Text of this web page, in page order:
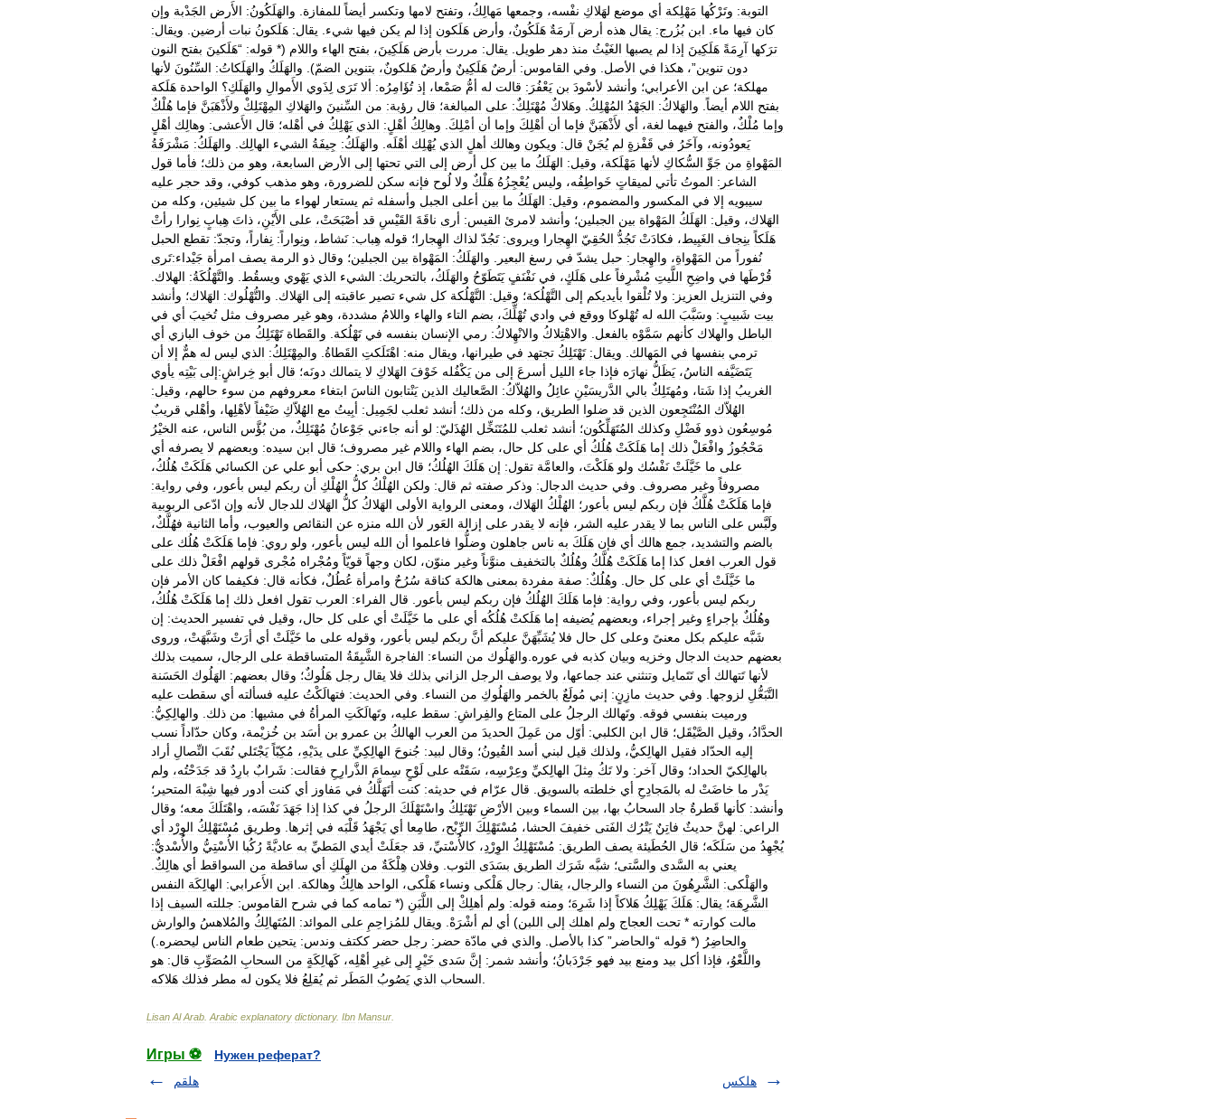
التوبة: وتَرْكُها مَهْلِكة أي موضع لهَلاكِ نفْسه، وجمعها مَهالِكُ، وتفتح لامها وتكسر أيضاً للمفازة والهَلَكُونُ: الأَرض الجَدْبة وإن
كان فيها ماء ابن بُزُرج: يقال هذه أرض آرمَةٌ هَلَكُونٌ، وأرض هَلَكون إذا لم يكن فيها شيء يقال: هَلَكونُ نبات أرضين
ويقال:
ترَكها آرِمَةً هَلَكِينَ إذا لم يصبها الغَيْثُ منذ دهر طويل يقال: مررت بأرض هَلَكِينَ، بفتح الهاء واللام (* قوله: “هَلَكينَ بفتح النون
دون تنوين”، هكذا في الأصل وفي القاموس: أرضٌ هَلَكِينٌ وأرضٌ هَلكونٌ، بتنوين الضمّ). والهَلَكُ والهَلَكاتُ: السِّنُونَ لأنها
مهلكة؛ عن ابن الأعرابي؛ وأنشد لأسْودَ بن يَعْفُرَ: قالت له أمُّ صَمْعا، إذ تُؤَامِرُه: ألا تَرَى لِذَوي الأَموالِ والهَلَكِ؟ الواحدة هَلَكة
بفتح اللام أيضاً والهَلاكُ: الجَهْدُ المُهْلِكُ وهَلاكٌ مُهْتَلِكٌ: على المبالغة؛ قال رؤبة: من السِّنينَ والهَلاكِ المِهْتَلِكْ ولأَذْهَبَنَّ فإما هُلْكٌ
وإما مُلْكٌ، والفتح فيهما لغة، أي لأَذْهَبَنَّ فإما أن أهْلِكَ وإما أن أمْلِكَ وهالِكُ أهْلٍ: الذي يَهْلِكُ في أهْله؛ قال الأَعشى: وهالِك أهْلٍ
يَعودُونه، وآخَرُ في قَفْزةٍ لم يُجَنْ قال: ويكون وهالك أهلٍ الذي يُهْلِك أهْلَه والهَلَكُ: جِيفَةُ الشيء الهالِك والهَلَكُ: مَشْرَفَةُ
المَهْواةِ من جَوِّ السُّكاكِ لأنها مَهْلَكة، وقيل: الهَلَكُ ما بين كل أرض إلى التي تحتها إلى الأرض السابعة، وهو من ذلك؛ فأما قول
الشاعر: الموتُ تأتي لميقاتٍ خَواطِفُه، وليس يُعْجِزُهُ هَلْكٌ ولا لُوح فإنه سكن للضرورة، وهو مذهب كوفي، وقد حجر عليه
سيبويه إلا في المكسور والمضموم، وقيل: الهَلَكُ ما بين أعلى الجبل وأسفله ثم يستعار لهواء ما بين كل شيئين، وكله من
الهَلاك، وقيل: الهَلَكُ المَهْواة بين الجبلين؛ وأنشد لامرئ القيس: أرى ناقَةَ القَيْسِ قد أصْبَحَتْ، على الأَيْنِ، ذاتَ هِبابٍ نِوارا رأتْ
هَلَكاً بنِجاف الغَبِيط، فكادَتْ تَجُدُّ الحُقِيّ الهِجارا ويروى: تَجُدّ لذاك الهِجارا؛ قوله هِباب: نَشاط، ونِواراً: نِفاراً، وتجدّ: تقطع الحبل
نُفوراً من المَهْواةِ، والهِجار: حبل يشدّ في رسغ البعير والهَلَكُ: المَهْواة بين الجبلين؛ وقال ذو الرمة يصف امرأة جَيْداء:تَرى
قُرْطَها في واضِحِ اللَّيتِ مُشْرِفاً على هَلَكٍ، في نَفْنَفٍ يَتَطَوّحُ والهَلَكُ، بالتحريك: الشيء الذي يَهْوي ويسقُط والتَّهْلُكَةُ: الهلاك
وفي التنزيل العزيز: ولا تُلْقوا بأيديكم إلى التَّهْلُكة؛ وقيل: التَّهْلُكة كل شيء تصير عاقبته إلى الهَلاك والتُّهْلُوك: الهَلاك؛ وأنشد
بيت شَبيبٍ: وسَبَّبَ الله له تُهْلوكا ووقع في وادي تُهْلِّكَ، بضم التاء والهاء واللامُ مشددة، وهو غير مصروف مثل تُخيبَ أي في
الباطل والهلاك كأنهم سَمَّوْه بالفعل والاهْتِلاكُ والانْهِلاكُ: رمي الإنسان بنفسه في تَهْلُكة والقَطاة تَهْتَلِكُ من خوف البازي أي
ترمي بنفسها في المَهالك ويقال: تَهْتَلِكُ تجتهد في طيرانها، ويقال منه: اهْتَلَكتِ القَطاةُ والمِهْتَلِكُ: الذي ليس له همٌّ إلا أن
يَتَضَيَّفه الناسُ، يَظَلُّ نهارَه فإذا جاء الليل أسرعَ إلى من يَكْفُله خَوْفَ الهَلاكِ لا يتمالك دونَه؛ قال أبو خِراشٍ:إلى بَيْتِه يأوي
الغريبُ إذا شَتا، ومُهتَلِكٌ بالي الدَّريسَيْنِ عائِلُ والهُلاّكُ: الصَّعاليك الذين يَنْتابون الناسَ ابتغاء معروفهم من سوء حالهم، وقيل:
الهُلاّك المُنْتَجِعون الذين قد ضلوا الطريق، وكله من ذلك؛ أنشد ثعلب لجَمِيل: أبِيتُ مع الهُلاّكِ ضَيْفاً لأهْلِها، وأهْلي قريبٌ
مُوسِعُون ذوو فَضْلِ وكذلك المُتَهَلِّكُون؛ أنشد ثعلب للمُتَنَخِّل الهُذَليّ: لو أنه جاءني جَوْعانُ مُهْتَلِكٌ، من بُؤَّس الناس، عنه الخيْرُ
مَحْجُوزُ وافْعَلْ ذلك إما هَلَكَتْ هُلُكُ أي على كل حال، بضم الهاء واللام غير مصروف؛ قال ابن سيده: وبعضهم لا يصرفه أي
على ما خَيَّلَتْ نَفْسُك ولو هَلَكْتَ، والعامَّة تقول: إن هَلَكَ الهُلُكُ؛ قال ابن بري: حكى أبو علي عن الكسائي هَلَكَتْ هُلُكُ،
مصروفاً وغير مصروف وفي حديث الدجال: وذكر صفته ثم قال: ولكن الهُلْكُ كلُّ الهُلْكِ أن ربكم ليس بأعور، وفي رواية:
فإما هَلَكَتْ هُلَّكُ فإن ربكم ليس بأعور؛ الهُلْكُ الهَلاك، ومعنى الرواية الأولى الهَلاكُ كلُّ الهَلاك للدجال لأنه وإن ادّعى الربوبية
ولَبَّس على الناس بما لا يقدر عليه الشر، فإنه لا يقدر على إزالة العَور لأن الله منزه عن النقائص والعيوب، وأما الثانية فهُلَّكٌ،
بالضم والتشديد، جمع هالك أي فإن هَلَكَ به ناس جاهلون وضلُّوا فاعلموا أن الله ليس بأعور، ولو روي: فإما هَلَكَتْ هُلُك على
قول العرب افعل كذا إما هَلَكَتْ هُلَّكُ وهُلُكٌ بالتخفيف منوَّناً وغير منوّن، لكان وجهاً قويّاً ومُجْراه مُجْرى قولهم افْعَلْ ذلك على
ما خَيَّلَتْ أي على كل حال وهُلُكٌ: صفة مفردة بمعنى هالكة كناقة سُرُحٌ وامرأة عُطُلٌ، فكأنه قال: فكيفما كان الأمر فإن
ربكم ليس بأعور، وفي رواية: فإما هَلَكَ الهُلُكُ فإن ربكم ليس بأعور قال الفراء: العرب تقول افعل ذلك إما هَلَكَتْ هُلُكُ،
وهُلُكٌ بإجراءٍ وغير إجراء، وبعضهم يُضيفه إما هَلَكتْ هُلُكُه أي على ما خَيَّلَتْ أي على كل حال، وقيل في تفسير الحديث: إن
شَبَّه عليكم بكل معنىً وعلى كل حال فلا يُشَبِّهَنَّ عليكم أنَّ ربكم ليس بأعور، وقوله على ما خَيَّلَتْ أي أرَتْ وشَبَّهَتْ، وروى
بعضهم حديث الدجال وخزيه وبيان كذبه في عوره والهَلُوك من النساء: الفاجرة الشَّبِقَةُ المتساقطة على الرجال، سميت بذلك
لأنها تَتهالك أي تَتَمايل وتنثني عند جماعها، ولا يوصف الرجل الزاني بذلك فلا يقال رجل هَلُوكٌ؛ وقال بعضهم: الهَلُوك الحَسَنة
التَّبَعُّلِ لزوجها وفي حديث مازِنٍ: إني مُولَعٌ بالخمر والهَلُوكِ من النساء وفي الحديث: فتهالَكْتُ عليه فسألته أي سقطت عليه
ورميت بنفسي فوقه وتَهالك الرجلُ على المتاع والفِراشِ: سقط عليه، وتَهالَكَتِ المرأةُ في مشيها: من ذلك
والهالِكِيُّ:
الحدَّادُ، وقيل الصَّيْقَل؛ قال ابن الكلبي: أوّل من عَمِلَ الحديدَ من العرب الهالكُ بن عمرو بن أسَد بن خُزيْمة، وكان حدّاداً نسب
إليه الحدّاد فقيل الهالِكيُّ، ولذلك قيل لبني أسد القُيونُ؛ وقال لبيد: جُنوحَ الهالِكِيِّ على يدَيْهِ، مُكِبّاً يَجْتَلي نُقَبَ النِّصالِ أراد
بالهالِكيّ الحداد؛ وقال آخر: ولا تَكُ مِثلَ الهالِكيِّ وعِرْسِه، سَقَتْه على لَوْحٍ سِمامَ الذَّرارِحِ فقالت: شَرابٌ بارِدٌ قد جَدَحْتُه، ولم
يَدْر ما خاضَتْ له بالمَجادِحِ أي خلطته بالسويق قال عرّام في حديثه: كنت أتَهَلَّكُ في مَفاوز أي كنت أدور فيها شِبْهَ المتحير؛
وأنشد: كأنها قَطرةٌ جاد السحابُ بها، بين السماء وبين الأرْضِ تَهْتَلِكُ واسْتَهْلَكَ الرجلُ في كذا إذا جَهَدَ نَفْسَه، واهْتَلَكَ معه؛ وقال
الراعي: لهنَّ حديثٌ فاتِنٌ يَتْرُك الفَتى خفيفَ الحشا، مُسْتَهْلِكَ الرِّبْح، طامِعا أي يَجْهَدُ قَلْبَه في إثرها وطريق مُسْتَهْلِكُ الوِرْد أي
يُجْهِدُ من سَلَكَه؛ قال الحُطَيئة يصف الطريق: مُسْتَهْلِكُ الوِرْدِ، كالأُسْتيِّ، قد جعَلَتْ أيدي المَطيِّ به عاديَّةً رُكُبا الأُسْتِيُّ والأُسْديُّ:
يعني به السَّدى والسَّتى؛ شبَّه شَرَك الطريق بسَدَى الثوب وفلان هِلْكَةٌ من الهِلَكِ أي ساقطة من السواقط أي هالِكٌ
والهَلْكى: الشَّرِهُونَ من النساء والرجال، يقال: رجال هَلْكى ونساء هَلْكى، الواحد هالِكٌ وهالكة ابن الأَعرابي: الهالِكَة النفس
الشَّرِهَة؛ يقال: هَلَكَ يَهْلِكُ هَلاكاً إذا شَرِهَ؛ ومنه قوله: ولم أهلِكْ إلى اللَّبَنِ (* تمامه كما في شرح القاموس: جللته السيف إذا
مالت كوارته * تحت العجاج ولم اهلك إلى اللبن) أي لم أشْرَهْ ويقال للمُزاحِمِ على الموائد: المُتَهالِكُ والمُلاهسُ والوارش
والحاضِرُ (* قوله “والحاضر ” كذا بالأصل والذي في مادّة حضر: رجل حضر ككتف وندس: يتحين طعام الناس ليحضره .)
واللَّعْوُ، فإذا أكل بيد ومنع بيد فهو جَرْدَبانُ؛ وأنشد شمر: إنَّ سَدى خَيْرٍ إلى غيرِ أهْلِه، كَهالِكَةٍ من السحابِ المُصَوِّبِ قال: هو
السحاب الذي يَصُوبُ المَطَر ثم يُقلِعُ فلا يكون له مطر فذلك هَلاكه
Lisan Al Arab Arabic explanatory dictionary. Ibn Mansur
Игры ⚽
Нужен реферат?
هلقم
هلكس